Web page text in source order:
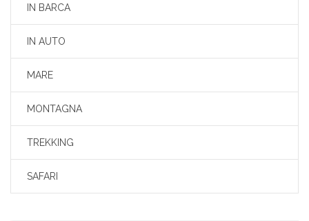
IN BARCA
IN AUTO
MARE
MONTAGNA
TREKKING
SAFARI